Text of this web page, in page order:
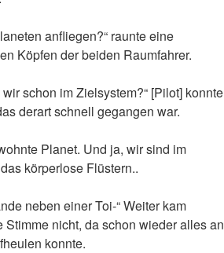
anfliegen?“ raunte eine
Köpfen der beiden Raumfahrer.
schon im Zielsystem?“ [Pilot] konnte
derart schnell gegangen war.
Planet. Und ja, wir sind im
körperlose Flüstern..
neben einer Toi-“ Weiter kam
Stimme nicht, da schon wieder alles an
konnte.